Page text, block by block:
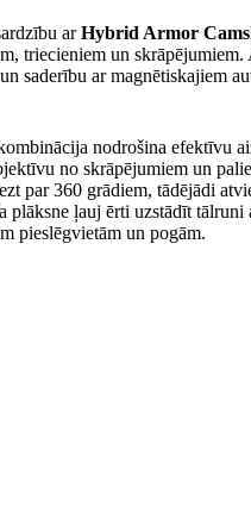
arHybrid Armor
triecieniem un
saderību ar magnētiskajiem
nodrošina efektīvu
no skrāpējumiem un
par 360 grādiem, tādējādi
plāksne ļauj ērti uzstādīt tālruni
pieslēgvietām un pogām.